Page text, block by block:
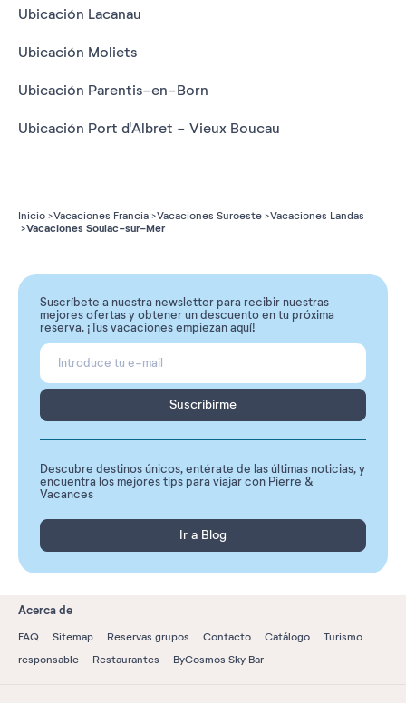
Ubicación Lacanau
Ubicación Moliets
Ubicación Parentis-en-Born
Ubicación Port d'Albret - Vieux Boucau
Inicio Vacaciones Francia Vacaciones Suroeste Vacaciones Landas
Vacaciones Soulac-sur-Mer
Suscríbete a nuestra newsletter para recibir nuestras
mejores ofertas y obtener un descuento en tu próxima
reserva. ¡Tus vacaciones empiezan aquí!
Suscribirme
Descubre destinos únicos, entérate de las últimas noticias, y
encuentra los mejores tips para viajar con Pierre &
Vacances
Ir a Blog
Acerca de
FAQ Sitemap Reservas grupos Contacto Catálogo
Turismo
responsable
Restaurantes ByCosmos Sky Bar